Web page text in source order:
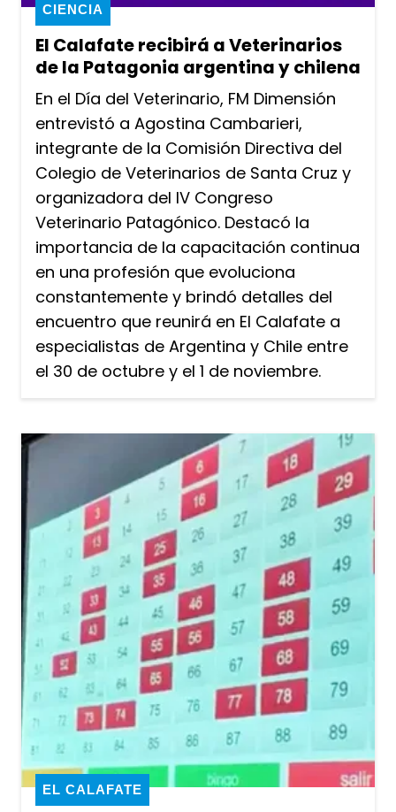
El Calafate recibirá a Veterinarios
de la Patagonia argentina y chilena
CIENCIA
En el Día del Veterinario, FM Dimensión
entrevistó a Agostina Cambarieri,
integrante de la Comisión Directiva del
Colegio de Veterinarios de Santa Cruz y
organizadora del IV Congreso
Veterinario Patagónico. Destacó la
importancia de la capacitación continua
en una profesión que evoluciona
constantemente y brindó detalles del
encuentro que reunirá en El Calafate a
especialistas de Argentina y Chile entre
el 30 de octubre y el 1 de noviembre.
EL CALAFATE